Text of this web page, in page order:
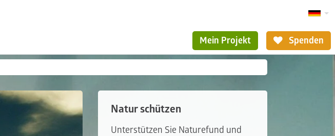
Mein Projekt Spenden
Natur schützen
Unterstützen Sie Naturefund und